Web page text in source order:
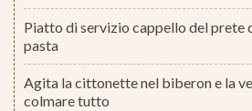
Piatto di servizio cappello del prete
pasta
Agita la cittonette nel biberon e la
colmare tutto